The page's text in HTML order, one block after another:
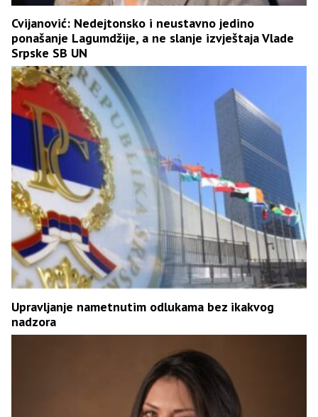
Cvijanović: Nedejtonsko i neustavno jedino
ponašanje Lagumdžije, a ne slanje izvještaja Vlade
Srpske SB UN
Upravljanje nametnutim odlukama bez ikakvog
nadzora